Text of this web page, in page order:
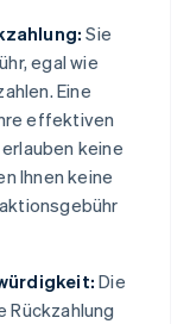
Sie
egal wie
Eine
effektiven
keine
Ihnen keine
Die
Rückzahlung